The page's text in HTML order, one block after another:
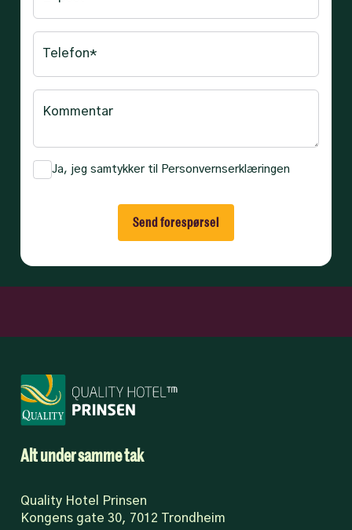
Telefon*
Kommentar
Ja, jeg samtykker til Personvernserklæringen
Send forespørsel
Alt under samme tak
Quality Hotel Prinsen
Kongens gate 30, 7012 Trondheim